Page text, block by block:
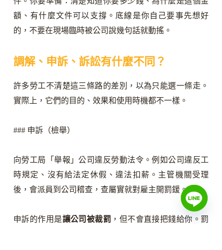
額、有什麼文件可以支撐。底線是你自己要事先想好
的，不要在現場臨時被公司說幾句話就動搖。
調解、申訴、訴訟有什麼不同？
許多勞工不清楚這三條路的差別，以為只能選一條走。
實際上，它們的目的、效果和使用時機都不一樣。
### 申訴（檢舉）
向勞工局「舉報」公司違反勞動法令。例如公司違反工
時規定、沒有給法定休假、違法扣薪。主管機關受理
後，會派員到公司稽查，查屬實就對雇主開罰鍰。
申訴的作用是讓公司被裁罰 ，但不會直接把錢給你。罰